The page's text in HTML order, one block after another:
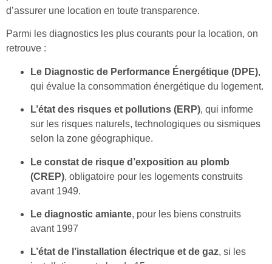
d’assurer une location en toute transparence.
Parmi les diagnostics les plus courants pour la location, on
retrouve :
Le Diagnostic de Performance Énergétique (DPE),
qui évalue la consommation énergétique du logement.
L’état des risques et pollutions (ERP), qui informe
sur les risques naturels, technologiques ou sismiques
selon la zone géographique.
Le constat de risque d’exposition au plomb
(CREP), obligatoire pour les logements construits
avant 1949.
Le diagnostic amiante, pour les biens construits
avant 1997
L’état de l’installation électrique et de gaz, si les